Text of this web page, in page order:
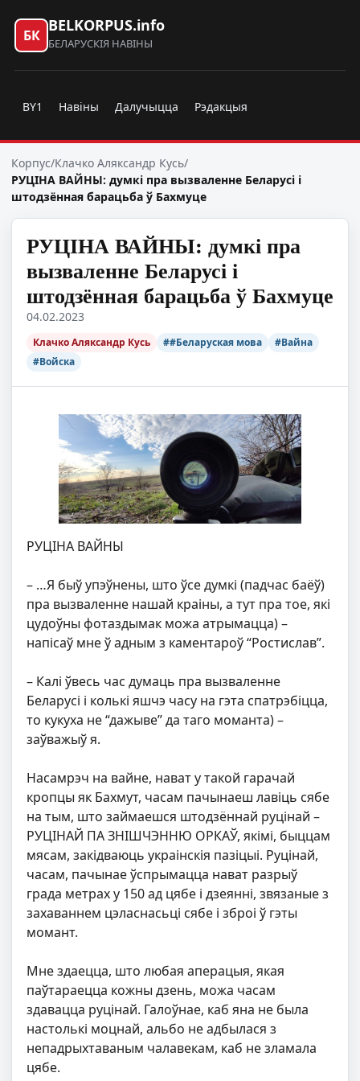
БК
BELKORPUS.info
БЕЛАРУСКІЯ НАВІНЫ
BY1 Навіны Далучыцца Рэдакцыя
Корпус/Клачко Аляксандр Кусь/
РУЦІНА ВАЙНЫ: думкі пра вызваленне Беларусі і
штодзённая барацьба ў Бахмуце
РУЦІНА ВАЙНЫ: думкі пра
вызваленне Беларусі і
штодзённая барацьба ў Бахмуце
04.02.2023
Клачко Аляксандр Кусь ##Беларуская мова
#Вайна
#Войска
РУЦІНА ВАЙНЫ
– …Я быў упэўнены, што ўсе думкі (падчас баёў)
пра вызваленне нашай краіны, а тут пра тое, які
цудоўны фотаздымак можа атрымацца) –
напісаў мне ў адным з каментароў “Ростислав”.
– Калі ўвесь час думаць пра вызваленне
Беларусі і колькі яшчэ часу на гэта спатрэбіцца,
то кукуха не “дажыве” да таго моманта) –
заўважыў я.
Насамрэч на вайне, нават у такой гарачай
кропцы як Бахмут, часам пачынаеш лавіць сябе
на тым, што займаешся штодзённай руцінай –
РУЦІНАЙ ПА ЗНІШЧЭННЮ ОРКАЎ, якімі, быццам
мясам, закідваюць украінскія пазіцыі. Руцінай,
часам, пачынае ўспрымацца нават разрыў
града метрах у 150 ад цябе і дзеянні, звязаные з
захаваннем цэласнасьці сябе і зброі ў гэты
момант.
Мне здаецца, што любая аперацыя, якая
паўтараецца кожны дзень, можа часам
здавацца руцінай. Галоўнае, каб яна не была
настолькі моцнай, альбо не адбылася з
непадрыхтаваным чалавекам, каб не зламала
цябе.